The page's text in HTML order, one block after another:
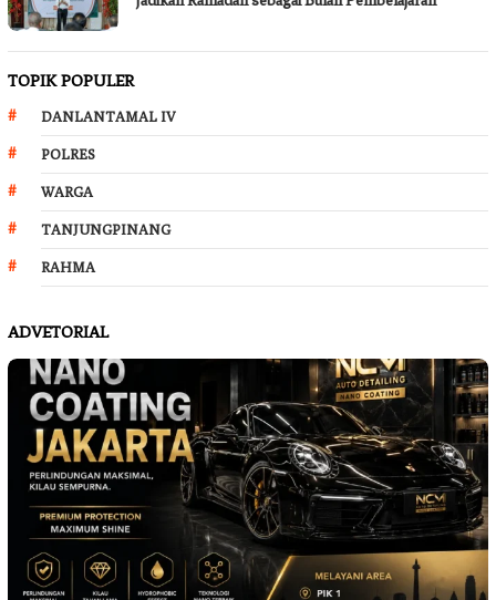
TOPIK POPULER
DANLANTAMAL IV
POLRES
WARGA
TANJUNGPINANG
RAHMA
ADVETORIAL